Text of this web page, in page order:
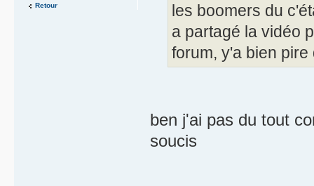
les boomers du
a partagé la vidéo
forum, y'a bien pire
ben j'ai pas du tout
soucis
Retour